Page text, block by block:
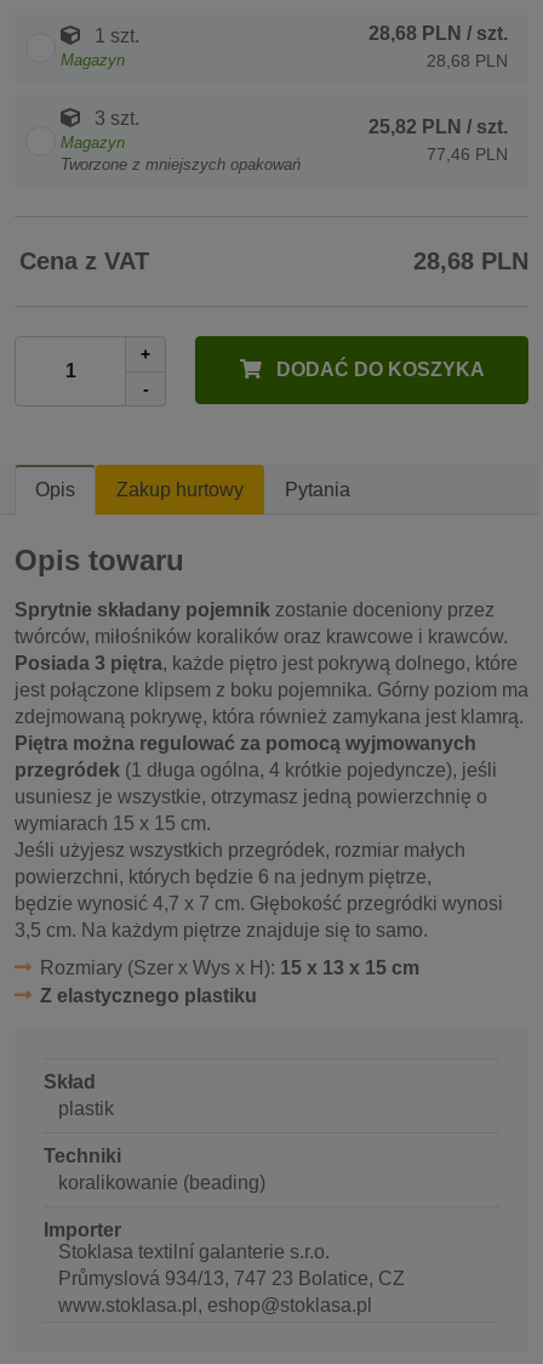
1 szt.
Magazyn
28,68 PLN / szt.
28,68 PLN
3 szt.
Magazyn
Tworzone z mniejszych opakowań
25,82 PLN / szt.
77,46 PLN
Cena z VAT 28,68 PLN
+
-
DODAĆ DO KOSZYKA
Opis Zakup hurtowy Pytania
Opis towaru
Sprytnie składany pojemnik zostanie doceniony przez
twórców, miłośników koralików oraz krawcowe i krawców.
Posiada 3 piętra, każde piętro jest pokrywą dolnego, które
jest połączone klipsem z boku pojemnika. Górny poziom ma
zdejmowaną pokrywę, która również zamykana jest klamrą.
Piętra można regulować za pomocą wyjmowanych
przegródek (1 długa ogólna, 4 krótkie pojedyncze), jeśli
usuniesz je wszystkie, otrzymasz jedną powierzchnię o
wymiarach 15 x 15 cm.
Jeśli użyjesz wszystkich przegródek, rozmiar małych
powierzchni, których będzie 6 na jednym piętrze,
będzie wynosić 4,7 x 7 cm. Głębokość przegródki wynosi
3,5 cm. Na każdym piętrze znajduje się to samo.
Rozmiary (Szer x Wys x H): 15 x 13 x 15 cm
Z elastycznego plastiku
Skład
plastik
Techniki
koralikowanie (beading)
Importer
Stoklasa textilní galanterie s.r.o.
Průmyslová 934/13, 747 23 Bolatice, CZ
www.stoklasa.pl, eshop@stoklasa.pl